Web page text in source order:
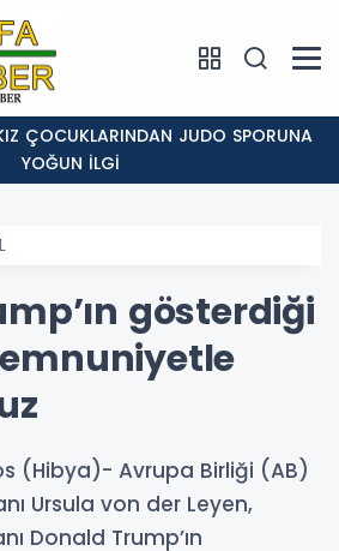
YOĞUN İLGİ
gösterdiği
(Hibya)- Avrupa Birliği (AB)
Ursula von der Leyen,
Donald Trump’ın